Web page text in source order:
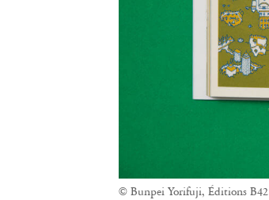
© Bunpei Yorifuji, Éditions B42